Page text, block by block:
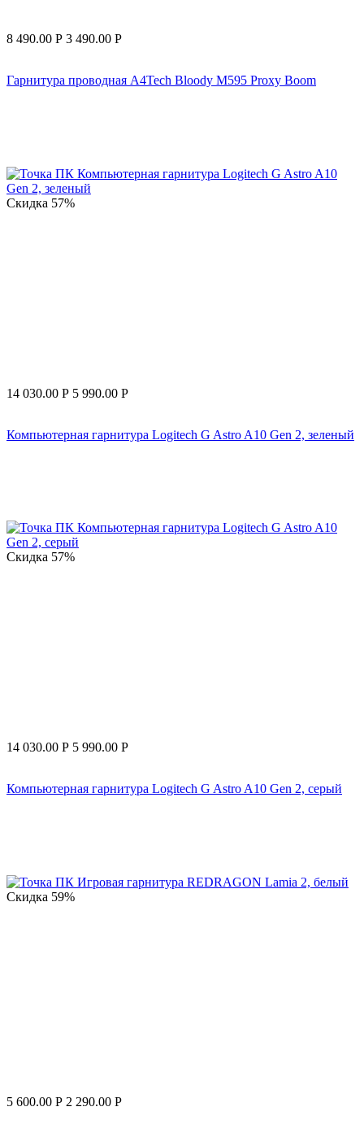
8 490.00 Р 3 490.00 Р
Гарнитура проводная A4Tech Bloody M595 Proxy Boom
Скидка 57%
14 030.00 Р 5 990.00 Р
Компьютерная гарнитура Logitech G Astro A10 Gen 2, зеленый
Скидка 57%
14 030.00 Р 5 990.00 Р
Компьютерная гарнитура Logitech G Astro A10 Gen 2, серый
Скидка 59%
5 600.00 Р 2 290.00 Р